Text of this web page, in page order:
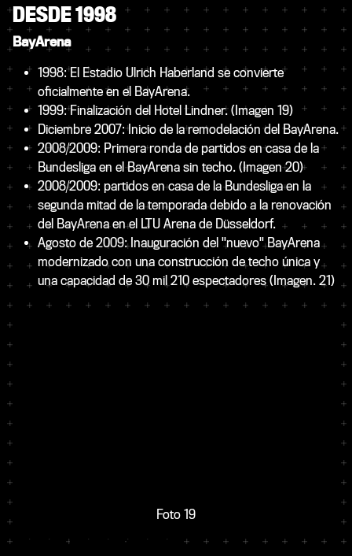
DESDE 1998
BayArena
1998: El Estadio Ulrich Haberland se convierte
oficialmente en el BayArena.
1999: Finalización del Hotel Lindner. (Imagen 19)
Diciembre 2007: Inicio de la remodelación del BayArena.
2008/2009: Primera ronda de partidos en casa de la
Bundesliga en el BayArena sin techo. (Imagen 20)
2008/2009: partidos en casa de la Bundesliga en la
segunda mitad de la temporada debido a la renovación
del BayArena en el LTU Arena de Düsseldorf.
Agosto de 2009: Inauguración del "nuevo" BayArena
modernizado con una construcción de techo única y
una capacidad de 30 mil 210 espectadores (Imagen. 21)
Foto 19